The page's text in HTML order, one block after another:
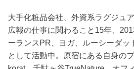
大手化粧品会社、外資系ラグジュ
広報の仕事に関わること15年、
ーランスPR、ヨガ、ルーシーダッ
として活動中。原宿にある自身の